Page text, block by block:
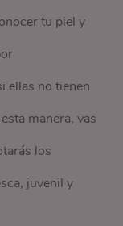
tu piel y
ellas no tienen
manera, vas
los
juvenil y